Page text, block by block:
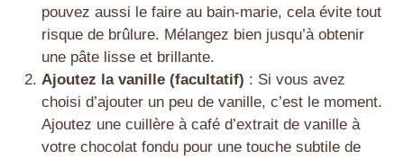
pouvez aussi le faire au bain-marie, cela évite tout
risque de brûlure. Mélangez bien jusqu’à obtenir
une pâte lisse et brillante.
Ajoutez la vanille (facultatif) : Si vous avez
choisi d’ajouter un peu de vanille, c’est le moment.
Ajoutez une cuillère à café d’extrait de vanille à
votre chocolat fondu pour une touche subtile de